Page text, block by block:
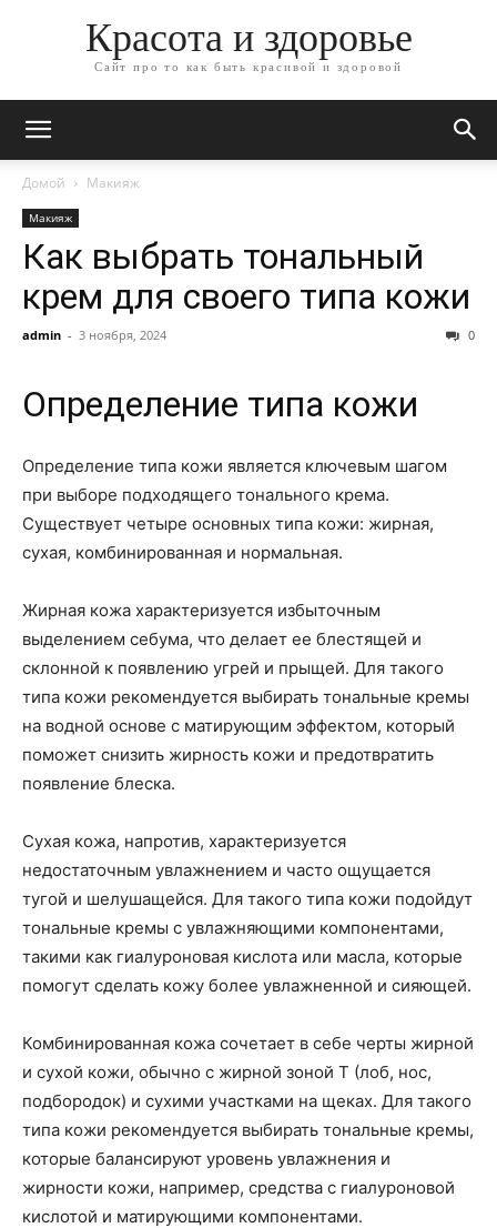
Красота и здоровье
Сайт про то как быть красивой и здоровой
Домой Макияж
Макияж
Как выбрать тональный
крем для своего типа кожи
admin - 3 ноября, 2024 0
Определение типа кожи
Определение типа кожи является ключевым шагом
при выборе подходящего тонального крема.
Существует четыре основных типа кожи: жирная,
сухая, комбинированная и нормальная.
Жирная кожа характеризуется избыточным
выделением себума, что делает ее блестящей и
склонной к появлению угрей и прыщей. Для такого
типа кожи рекомендуется выбирать тональные кремы
на водной основе с матирующим эффектом, который
поможет снизить жирность кожи и предотвратить
появление блеска.
Сухая кожа, напротив, характеризуется
недостаточным увлажнением и часто ощущается
тугой и шелушащейся. Для такого типа кожи подойдут
тональные кремы с увлажняющими компонентами,
такими как гиалуроновая кислота или масла, которые
помогут сделать кожу более увлажненной и сияющей.
Комбинированная кожа сочетает в себе черты жирной
и сухой кожи, обычно с жирной зоной T (лоб, нос,
подбородок) и сухими участками на щеках. Для такого
типа кожи рекомендуется выбирать тональные кремы,
которые балансируют уровень увлажнения и
жирности кожи, например, средства с гиалуроновой
кислотой и матирующими компонентами.